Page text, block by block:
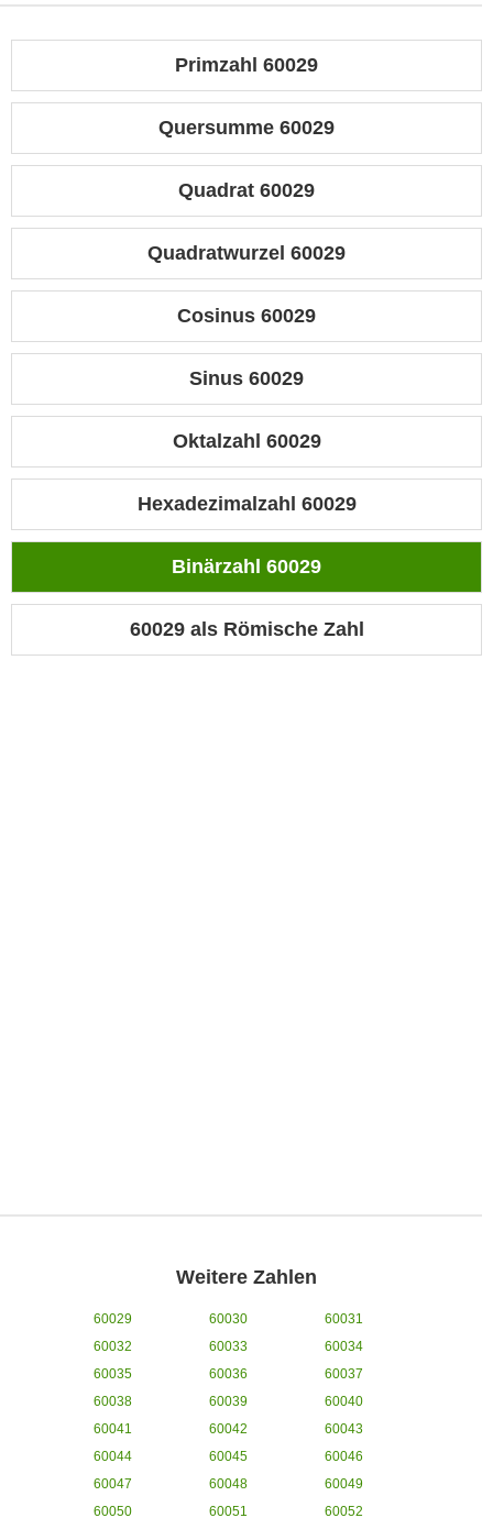
Primzahl 60029
Quersumme 60029
Quadrat 60029
Quadratwurzel 60029
Cosinus 60029
Sinus 60029
Oktalzahl 60029
Hexadezimalzahl 60029
Binärzahl 60029
60029 als Römische Zahl
Weitere Zahlen
60029 60030
60031
60032
60033
60034
60035
60036
60037
60038
60039
60040
60041
60042
60043
60044
60045
60046
60047
60048
60049
60050
60051
60052